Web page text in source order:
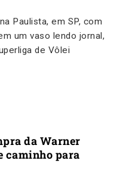
Paulista, em SP, com
um vaso lendo jornal,
de Vôlei
da Warner
caminho para